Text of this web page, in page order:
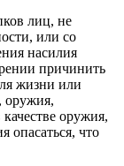
лиц, не
или со
насилия
причинить
жизни или
оружия,
оружия,
опасаться, что